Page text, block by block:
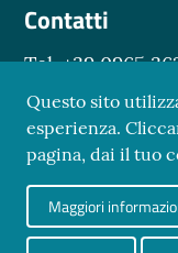
Contatti
Tel. +39 0965
Sezione
Privacy Policy
Questo sito
esperienza.
pagina, dai il tuo
Maggiori